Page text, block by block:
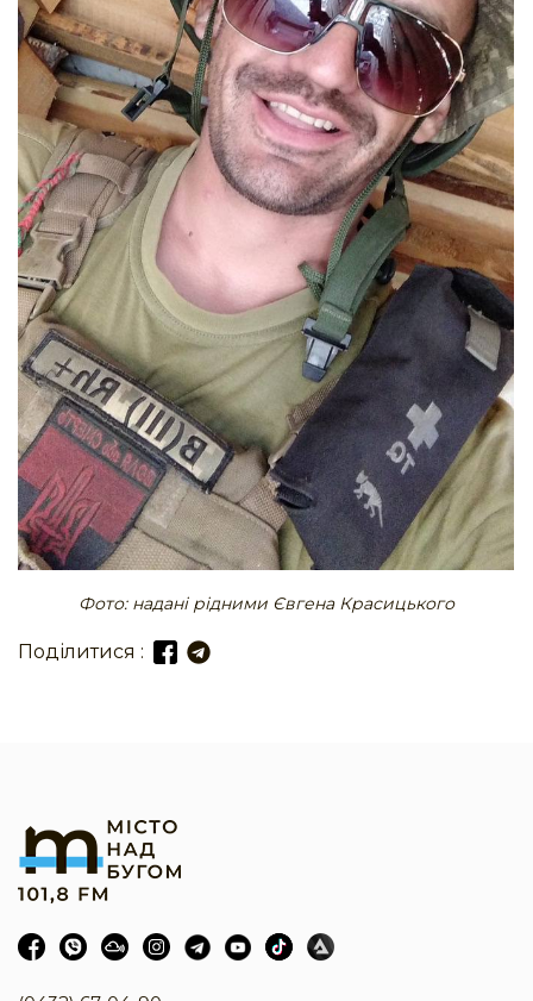
Фото: надані рідними Євгена Красицького
Поділитися :